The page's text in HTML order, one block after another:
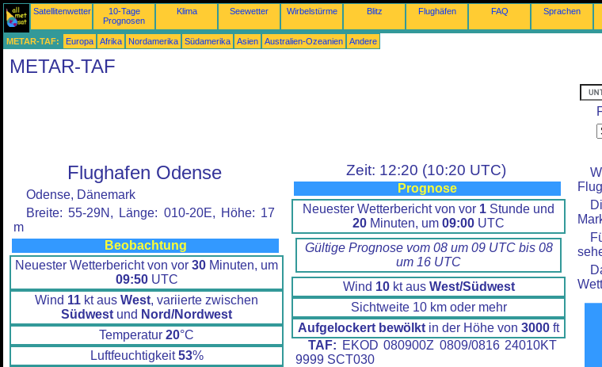
Satellitenwetter
10-Tage
Prognosen
Klima Seewetter Wirbelstürme Blitz Flughäfen FAQ Sprachen
METAR-TAF: Europa Afrika Nordamerika Südamerika Asien Australien-Ozeanien Andere
METAR-TAF
Flughafen Odense
Odense, Dänemark
Breite: 55-29N, Länge: 010-20E, Höhe: 17
m
Beobachtung
Neuester Wetterbericht von vor 30 Minuten, um
09:50UTC
Wind 11 kt aus West, variierte zwischen
Südwest und Nord/Nordwest
Temperatur 20°C
Luftfeuchtigkeit53%
Zeit: 12:20 (10:20 UTC)
Prognose
Neuester Wetterbericht von vor 1 Stunde und
20 Minuten, um 09:00 UTC
Gültige Prognose vom 08 um 09 UTC bis 08
um 16 UTC
Wind 10kt aus West/Südwest
Sichtweite 10 km oder mehr
Aufgelockert bewölkt in der Höhe von 3000 ft
TAF: EKOD 080900Z 0809/0816 24010KT
9999 SCT030